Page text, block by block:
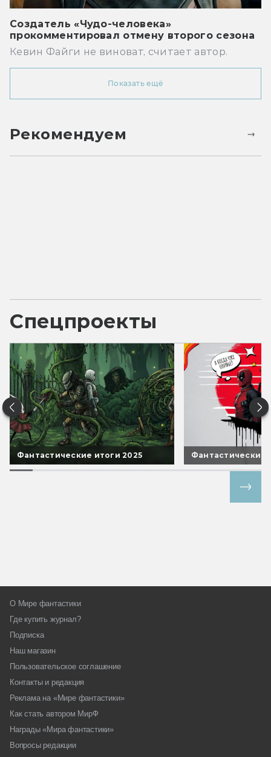
Создатель «Чудо-человека»
прокомментировал отмену второго сезона
Кевин Файги не виноват, считает автор.
Показать ещё
Рекомендуем
Спецпроекты
Фантастические итоги 2025 Фантастические
О Мире фантастики
Где купить журнал?
Подписка
Наш магазин
Пользовательское соглашение
Контакты и редакция
Реклама на «Мире фантастики»
Как стать автором МирФ
Награды «Мира фантастики»
Вопросы редакции